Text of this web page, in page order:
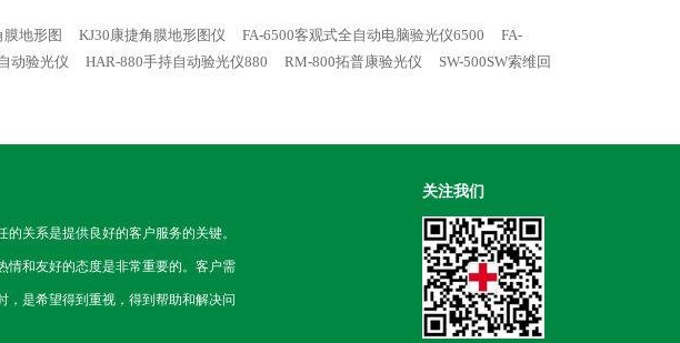
膜地形图 KJ30康捷角膜地形图仪 FA-6500客观式全自动电脑验光仪6500
FA-
动验光仪 HAR-880手持自动验光仪880 RM-800拓普康验光仪
SW-500SW索维回
关系是提供良好的客户服务的关键。
情和友好的态度是非常重要的。客户需
，是希望得到重视，得到帮助和解决问
关注我们